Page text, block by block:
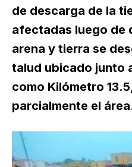
de descarga de la
afectadas luego de
arena y tierra se
talud ubicado junto
como Kilómetro
parcialmente el